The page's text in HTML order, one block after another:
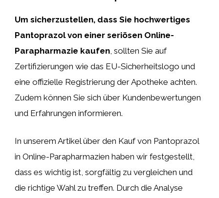
Um sicherzustellen, dass Sie hochwertiges
Pantoprazol von einer seriösen Online-
Parapharmazie kaufen , sollten Sie auf
Zertifizierungen wie das EU-Sicherheitslogo und
eine offizielle Registrierung der Apotheke achten.
Zudem können Sie sich über Kundenbewertungen
und Erfahrungen informieren.
In unserem Artikel über den Kauf von Pantoprazol
in Online-Parapharmazien haben wir festgestellt,
dass es wichtig ist, sorgfältig zu vergleichen und
die richtige Wahl zu treffen. Durch die Analyse